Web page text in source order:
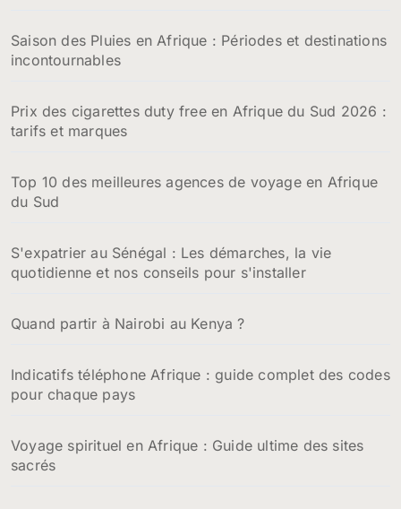
Saison des Pluies en Afrique : Périodes et destinations
incontournables
Prix des cigarettes duty free en Afrique du Sud 2026 :
tarifs et marques
Top 10 des meilleures agences de voyage en Afrique
du Sud
S'expatrier au Sénégal : Les démarches, la vie
quotidienne et nos conseils pour s'installer
Quand partir à Nairobi au Kenya ?
Indicatifs téléphone Afrique : guide complet des codes
pour chaque pays
Voyage spirituel en Afrique : Guide ultime des sites
sacrés